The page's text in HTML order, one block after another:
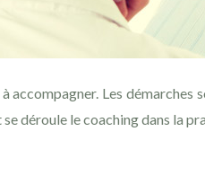
accompagner. Les
déroule le coaching dans la